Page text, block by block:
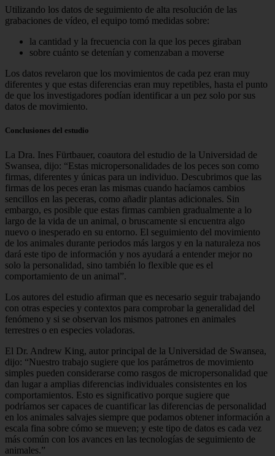
Utilizando los datos de seguimiento de alta resolución de las
grabaciones de vídeo, el equipo tomó medidas sobre:
la cantidad y la frecuencia con la que los peces giraban
sobre cuánto se detenían y comenzaban a moverse
Los datos revelaron que los movimientos de cada pez eran muy
diferentes y que estas diferencias eran muy repetibles, hasta el punto
de que los investigadores podían identificar a un pez solo por sus
datos de movimiento.
Conclusiones del estudio
La Dra. Ines Fürtbauer, coautora del estudio de la Universidad de
Swansea, dijo: “Estas micropersonalidades de los peces son como
firmas, diferentes y únicas para un individuo. Descubrimos que las
firmas de los peces eran las mismas cuando hacíamos cambios
sencillos en las peceras, como añadir plantas adicionales. Sin
embargo, es posible que estas firmas cambien gradualmente a lo
largo de la vida de un animal, o bruscamente si encuentra algo
nuevo o inesperado en su entorno. El seguimiento del movimiento
de los animales durante periodos más largos y en la naturaleza nos
dará este tipo de información y nos ayudará a entender mejor no
solo la personalidad, sino también lo flexible que es el
comportamiento de un animal”.
Los autores del estudio afirman que es necesario seguir trabajando
con otras especies y contextos para comprobar la generalidad del
fenómeno y si se observan los mismos patrones en animales
terrestres o en especies voladoras.
El Dr. Andrew King, autor principal de la Universidad de Swansea,
dijo: “Nuestro trabajo sugiere que los parámetros de movimiento
simples pueden considerarse como rasgos de micropersonalidad que
dan lugar a amplias diferencias individuales consistentes en los
comportamientos. Esto es significativo porque sugiere que
podríamos ser capaces de cuantificar las diferencias de personalidad
en los animales salvajes siempre que podamos obtener información a
escala fina sobre cómo se mueven; y este tipo de datos es cada vez
más común con los avances en las tecnologías de seguimiento de
animales.”